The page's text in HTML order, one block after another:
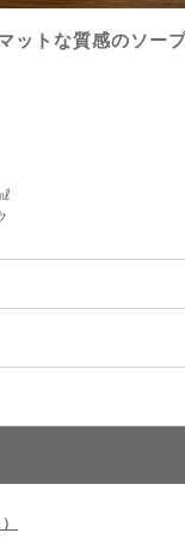
ットな質感のソー